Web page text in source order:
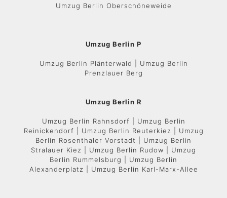
Umzug Berlin Oberschöneweide
Umzug Berlin P
Umzug Berlin Plänterwald | Umzug Berlin
Prenzlauer Berg
Umzug Berlin R
Umzug Berlin Rahnsdorf | Umzug Berlin
Reinickendorf | Umzug Berlin Reuterkiez | Umzug
Berlin Rosenthaler Vorstadt | Umzug Berlin
Stralauer Kiez | Umzug Berlin Rudow | Umzug
Berlin Rummelsburg | Umzug Berlin
Alexanderplatz | Umzug Berlin Karl-Marx-Allee